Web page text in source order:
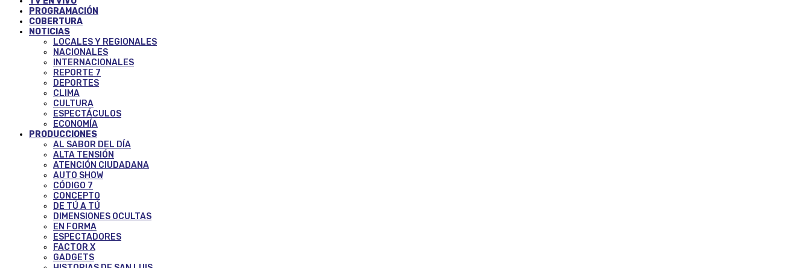
PROGRAMACIÓN
COBERTURA
NOTICIAS
LOCALES Y REGIONALES
NACIONALES
INTERNACIONALES
REPORTE 7
DEPORTES
CLIMA
CULTURA
ESPECTÁCULOS
ECONOMÍA
PRODUCCIONES
AL SABOR DEL DÍA
ALTA TENSIÓN
ATENCIÓN CIUDADANA
AUTO SHOW
CÓDIGO 7
CONCEPTO
DE TÚ A TÚ
DIMENSIONES OCULTAS
EN FORMA
ESPECTADORES
FACTOR X
GADGETS